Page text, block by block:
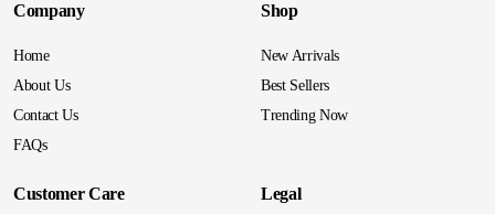
Company
Home
About Us
Contact Us
FAQs
Shop
New Arrivals
Best Sellers
Trending Now
Customer Care Legal